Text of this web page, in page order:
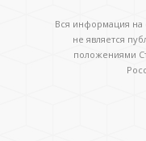
Вся информация на
не является
положениями